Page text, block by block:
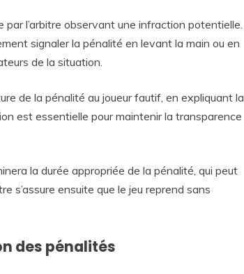
par l’arbitre observant une infraction potentielle.
signaler la pénalité en levant la main ou en
de la situation.
de la pénalité au joueur fautif, en expliquant la
est essentielle pour maintenir la transparence
la durée appropriée de la pénalité, qui peut
s’assure ensuite que le jeu reprend sans
des pénalités